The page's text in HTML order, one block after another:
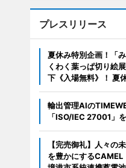
プレスリリース
夏休み特別企画！「
くわく葉っぱ切り絵
下《入場無料》！ 夏
輸出管理AIの
「ISO/IEC 27001」
【完売御礼】人々の
を豊かにする